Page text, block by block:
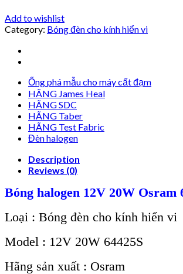
Add to wishlist
Category: Bóng đèn cho kính hiển vi
Ống phá mẫu cho máy cất đạm
HÃNG James Heal
HÃNG SDC
HÃNG Taber
HÃNG Test Fabric
Đèn halogen
Description
Reviews (0)
Bóng halogen 12V 20W Osram
Loại : Bóng đèn cho kính hiển vi
Model : 12V 20W 64425S
Hãng sản xuất : Osram